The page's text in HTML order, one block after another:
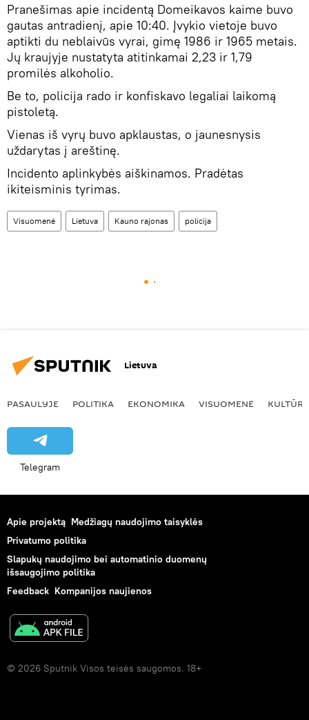
Pranešimas apie incidentą Domeikavos kaime buvo
gautas antradienį, apie 10:40. Įvykio vietoje buvo
aptikti du neblaivūs vyrai, gimę 1986 ir 1965 metais.
Jų kraujyje nustatyta atitinkamai 2,23 ir 1,79
promilės alkoholio.
Be to, policija rado ir konfiskavo legaliai laikomą
pistoletą.
Vienas iš vyrų buvo apklaustas, o jaunesnysis
uždarytas į areštinę.
Incidento aplinkybės aiškinamos. Pradėtas
ikiteisminis tyrimas.
Visuomenė Lietuva Kauno rajonas policija
Lietuva
PASAULYJE POLITIKA EKONOMIKA VISUOMENĖ KULTŪRA
Telegram
Apie projektą Medžiagų naudojimo taisyklės
Privatumo politika
Slapukų naudojimo bei automatinio duomenų
išsaugojimo politika
Feedback Kompanijos naujienos
© 2026 Sputnik Visos teisės saugomos. 18+